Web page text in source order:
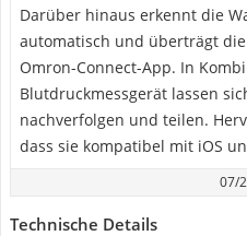
Darüber hinaus erkennt die
automatisch und überträgt
Omron-Connect-App. In
Blutdruckmessgerät lassen
nachverfolgen und teilen.
dass sie kompatibel mit iOS
07/
Technische Details